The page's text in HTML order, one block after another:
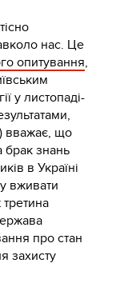
нас. Це
опитування,
у листопаді-
вважає, що
брак знань
в Україні
вживати
про стан
захисту